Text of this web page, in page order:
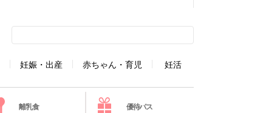
妊娠・出産 赤ちゃん・育児 妊活
離乳食 優待パス